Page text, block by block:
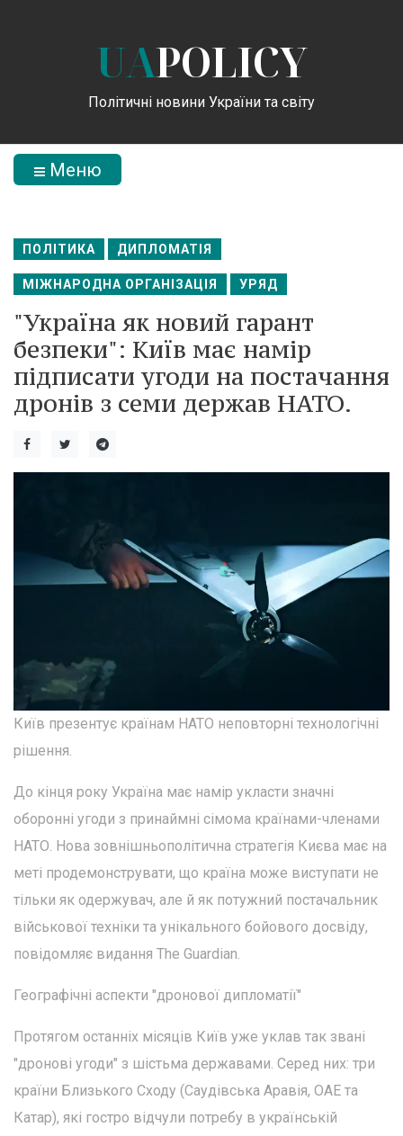
UAPOLICY
Політичні новини України та світу
Меню
ПОЛІТИКА ДИПЛОМАТІЯ
МІЖНАРОДНА ОРГАНІЗАЦІЯ УРЯД
"Україна як новий гарант
безпеки": Київ має намір
підписати угоди на постачання
дронів з семи держав НАТО.
Київ презентує країнам НАТО неповторні технологічні
рішення.
До кінця року Україна має намір укласти значні
оборонні угоди з принаймні сімома країнами-членами
НАТО. Нова зовнішньополітична стратегія Києва має на
меті продемонструвати, що країна може виступати не
тільки як одержувач, але й як потужний постачальник
військової техніки та унікального бойового досвіду,
повідомляє видання The Guardian.
Географічні аспекти "дронової дипломатії"
Протягом останніх місяців Київ уже уклав так звані
"дронові угоди" з шістьма державами. Серед них: три
країни Близького Сходу (Саудівська Аравія, ОАЕ та
Катар), які гостро відчули потребу в українській